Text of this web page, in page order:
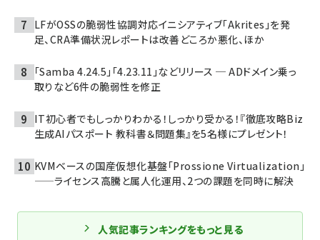
LFがOSSの脆弱性協調対応イニシアティブ「Akrites」を発
足、CRA準備状況レポートは改善どころか悪化、ほか
「Samba 4.24.5」「4.23.11」などリリース ─ ADドメイン乗っ
取りなど6件の脆弱性を修正
IT初心者でもしっかりわかる！しっかり受かる！『徹底攻略Biz
生成AIパスポート 教科書＆問題集』を5名様にプレゼント！
KVMベースの国産仮想化基盤「Prossione Virtualization」
——ライセンス高騰と属人化運用、2つの課題を同時に解決
人気記事ランキングをもっと見る